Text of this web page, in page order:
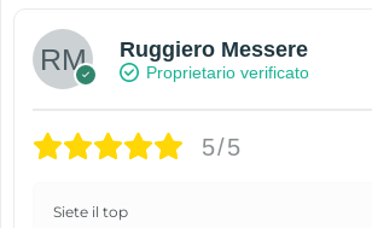
Ruggiero Messere
Proprietario verificato
5/5
Siete il top